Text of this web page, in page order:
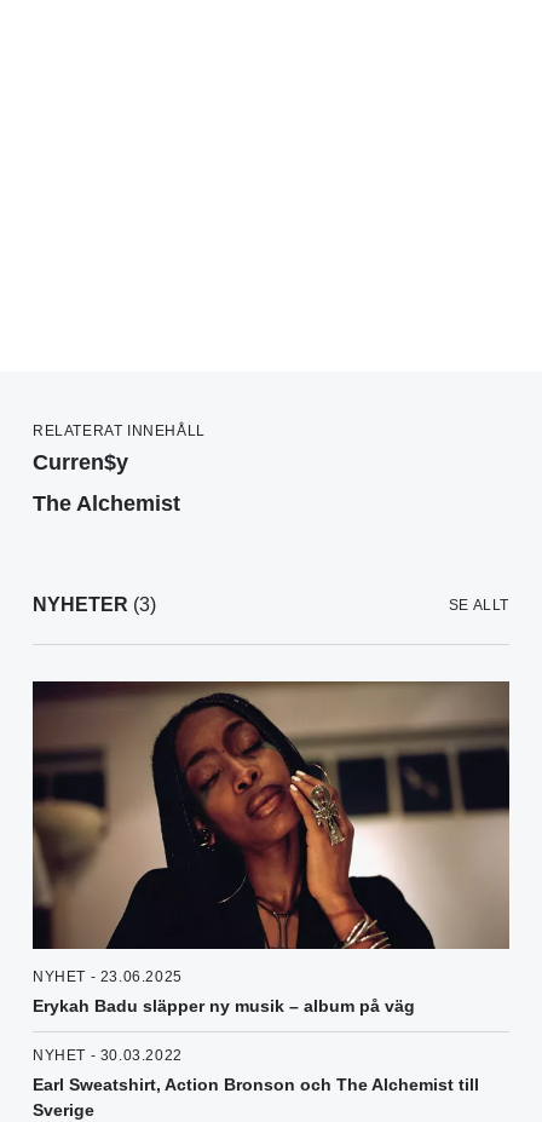
RELATERAT INNEHÅLL
Curren$y
The Alchemist
NYHETER (3) SE ALLT
NYHET - 23.06.2025
Erykah Badu släpper ny musik – album på väg
NYHET - 30.03.2022
Earl Sweatshirt, Action Bronson och The Alchemist till
Sverige